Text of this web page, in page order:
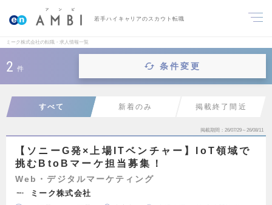
若手ハイキャリアのスカウト転職
ミーク株式会社の転職・求人情報一覧
2 件 条件変更
すべて 新着のみ 掲載終了間近
掲載期間 26/07/29～26/08/11
【ソニーG発×上場ITベンチャー】IoT領域で
挑むBtoBマーケ担当募集！
Web・デジタルマーケティング
ミーク株式会社